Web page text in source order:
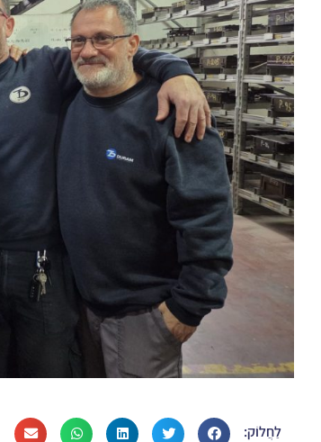
לַחֲלוֹק: